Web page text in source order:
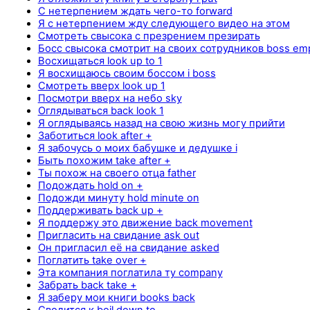
С нетерпением ждать чего-то forward
Я с нетерпением жду следующего видео на этом
Смотреть свысока с презрением презирать
Босс свысока смотрит на своих сотрудников boss
Восхищаться look up to 1
Я восхищаюсь своим боссом i boss
Смотреть вверх look up 1
Посмотри вверх на небо sky
Оглядываться back look 1
Я оглядываясь назад на свою жизнь могу прийти
Заботиться look after +
Я забочусь о моих бабушке и дедушке i
Быть похожим take after +
Ты похож на своего отца father
Подождать hold on +
Подожди минуту hold minute on
Поддерживать back up +
Я поддержу это движение back movement
Пригласить на свидание ask out
Он пригласил её на свидание asked
Поглатить take over +
Эта компания поглатила ту company
Забрать back take +
Я забeру мои книги books back